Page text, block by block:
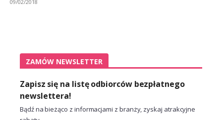
09/02/2018
ZAMÓW NEWSLETTER
Zapisz się na listę odbiorców bezpłatnego
newslettera!
Bądź na bieżąco z informacjami z branży, zyskaj atrakcyjne